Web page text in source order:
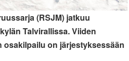
(RSJM) jatkuu
Talvirallissa. Viiden
on järjestyksessään